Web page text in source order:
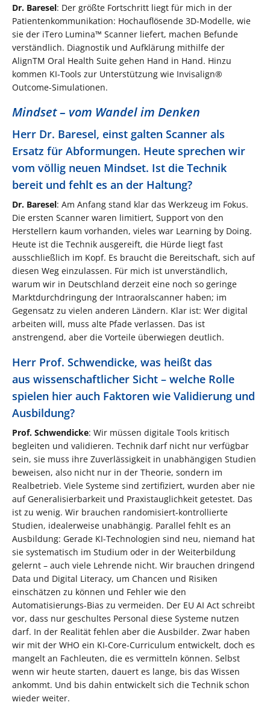
Dr. Baresel: Der größte Fortschritt liegt für mich in der
Patientenkommunikation: Hochauflösende 3D-Modelle, wie
sie der iTero Lumina™ Scanner liefert, machen Befunde
verständlich. Diagnostik und Aufklärung mithilfe der
AlignTM Oral Health Suite gehen Hand in Hand. Hinzu
kommen KI-Tools zur Unterstützung wie Invisalign®
Outcome-Simulationen.
Mindset – vom Wandel im Denken
Herr Dr. Baresel, einst galten Scanner als
Ersatz für Abformungen. Heute sprechen wir
vom völlig neuen Mindset. Ist die Technik
bereit und fehlt es an der Haltung?
Dr. Baresel: Am Anfang stand klar das Werkzeug im Fokus.
Die ersten Scanner waren limitiert, Support von den
Herstellern kaum vorhanden, vieles war Learning by Doing.
Heute ist die Technik ausgereift, die Hürde liegt fast
ausschließlich im Kopf. Es braucht die Bereitschaft, sich auf
diesen Weg einzulassen. Für mich ist unverständlich,
warum wir in Deutschland derzeit eine noch so geringe
Marktdurchdringung der Intraoralscanner haben; im
Gegensatz zu vielen anderen Ländern. Klar ist: Wer digital
arbeiten will, muss alte Pfade verlassen. Das ist
anstrengend, aber die Vorteile überwiegen deutlich.
Herr Prof. Schwendicke, was heißt das
aus wissenschaftlicher Sicht – welche Rolle
spielen hier auch Faktoren wie Validierung und
Ausbildung?
Prof. Schwendicke: Wir müssen digitale Tools kritisch
begleiten und validieren. Technik darf nicht nur verfügbar
sein, sie muss ihre Zuverlässigkeit in unabhängigen Studien
beweisen, also nicht nur in der Theorie, sondern im
Realbetrieb. Viele Systeme sind zertifiziert, wurden aber nie
auf Generalisierbarkeit und Praxistauglichkeit getestet. Das
ist zu wenig. Wir brauchen randomisiert-kontrollierte
Studien, idealerweise unabhängig. Parallel fehlt es an
Ausbildung: Gerade KI-Technologien sind neu, niemand hat
sie systematisch im Studium oder in der Weiterbildung
gelernt – auch viele Lehrende nicht. Wir brauchen dringend
Data und Digital Literacy, um Chancen und Risiken
einschätzen zu können und Fehler wie den
Automatisierungs-Bias zu vermeiden. Der EU AI Act schreibt
vor, dass nur geschultes Personal diese Systeme nutzen
darf. In der Realität fehlen aber die Ausbilder. Zwar haben
wir mit der WHO ein KI-Core-Curriculum entwickelt, doch es
mangelt an Fachleuten, die es vermitteln können. Selbst
wenn wir heute starten, dauert es lange, bis das Wissen
ankommt. Und bis dahin entwickelt sich die Technik schon
wieder weiter.